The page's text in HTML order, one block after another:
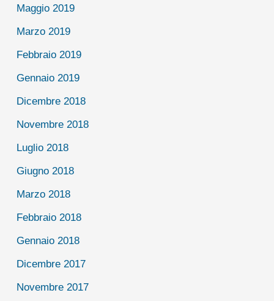
Maggio 2019
Marzo 2019
Febbraio 2019
Gennaio 2019
Dicembre 2018
Novembre 2018
Luglio 2018
Giugno 2018
Marzo 2018
Febbraio 2018
Gennaio 2018
Dicembre 2017
Novembre 2017